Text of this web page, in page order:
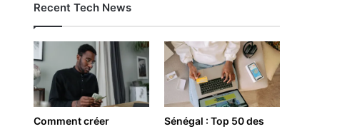
Recent Tech News
Comment créer
Sénégal : Top 50 des